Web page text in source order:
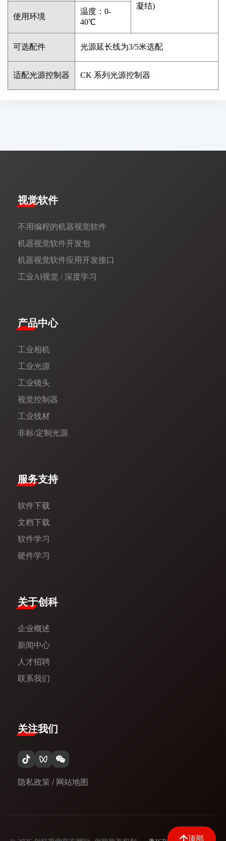
凝结)
使用环境
温度：0-
40℃
可选配件 光源延长线为3/5米选配
适配光源控制器 CK 系列光源控制器
顶部
视觉软件
不用编程的机器视觉软件
机器视觉软件开发包
机器视觉软件应用开发接口
工业AI视觉 / 深度学习
产品中心
工业相机
工业光源
工业镜头
视觉控制器
工业线材
非标/定制光源
服务支持
软件下载
文档下载
软件学习
硬件学习
​关于创科​
企业概述
新闻中心​
人才招聘
联系我们
关注我们
隐私政策 / 网站地图